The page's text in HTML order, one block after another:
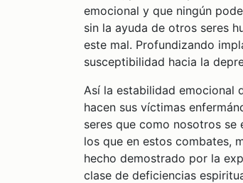
emocional y que ningún
sin la ayuda de otros seres
este mal. Profundizando
susceptibilidad hacia la
Así la estabilidad emocional
hacen sus víctimas
seres que como nosotros
los que en estos combates,
hecho demostrado por la
clase de deficiencias